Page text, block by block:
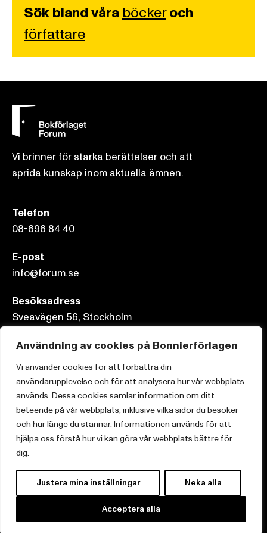
Användning av cookies på Bonnierförlagen
Vi använder cookies för att förbättra din
användarupplevelse och för att analysera hur vår webbplats
används. Dessa cookies samlar information om ditt
beteende på vår webbplats, inklusive vilka sidor du besöker
och hur länge du stannar. Informationen används för att
hjälpa oss förstå hur vi kan göra vår webbplats bättre för
dig.
Justera mina inställningar Neka alla
Acceptera alla
Sök bland våra böckeroch
författare
Vi brinner för starka berättelser och att
sprida kunskap inom aktuella ämnen.
Telefon
08-696 84 40
E-post
info@forum.se
Besöksadress
Sveavägen 56, Stockholm
Postadress
Box 3159, 103 63 Stockholm
Om Bonnierförlagen
Cookies
Integritetspolicy